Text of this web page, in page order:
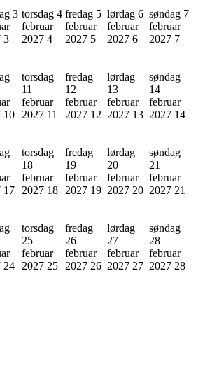
3
3
torsdag 4
februar
2027 4
fredag 5
februar
2027 5
lørdag 6
februar
2027 6
søndag 7
februar
2027 7
10
torsdag
11
februar
2027 11
fredag
12
februar
2027 12
lørdag
13
februar
2027 13
søndag
14
februar
2027 14
17
torsdag
18
februar
2027 18
fredag
19
februar
2027 19
lørdag
20
februar
2027 20
søndag
21
februar
2027 21
24
torsdag
25
februar
2027 25
fredag
26
februar
2027 26
lørdag
27
februar
2027 27
søndag
28
februar
2027 28